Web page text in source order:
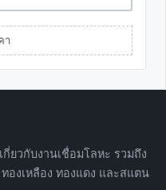
า
ยวกับงานเชื่อมโลหะ รวมถึง
องเหลือง ทองแดง และสแตน